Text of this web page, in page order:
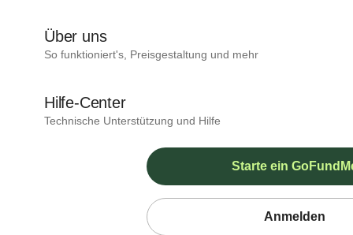
Über uns
So funktioniert's, Preisgestaltung und mehr
Hilfe-Center
Technische Unterstützung und Hilfe
Starte ein
Anmelden